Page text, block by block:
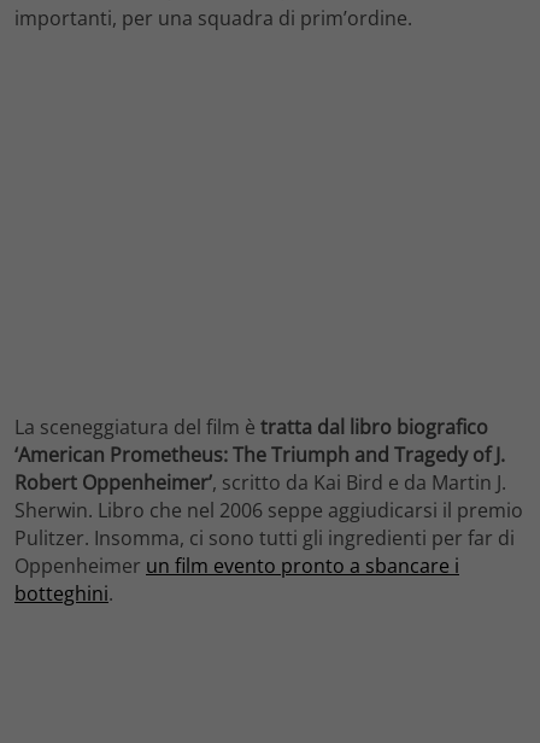
importanti, per una squadra di prim’ordine.
La sceneggiatura del film è tratta dal libro biografico
‘American Prometheus: The Triumph and Tragedy of J.
Robert Oppenheimer’, scritto da Kai Bird e da Martin J.
Sherwin. Libro che nel 2006 seppe aggiudicarsi il premio
Pulitzer. Insomma, ci sono tutti gli ingredienti per far di
Oppenheimer un film evento pronto a sbancare i
botteghini.